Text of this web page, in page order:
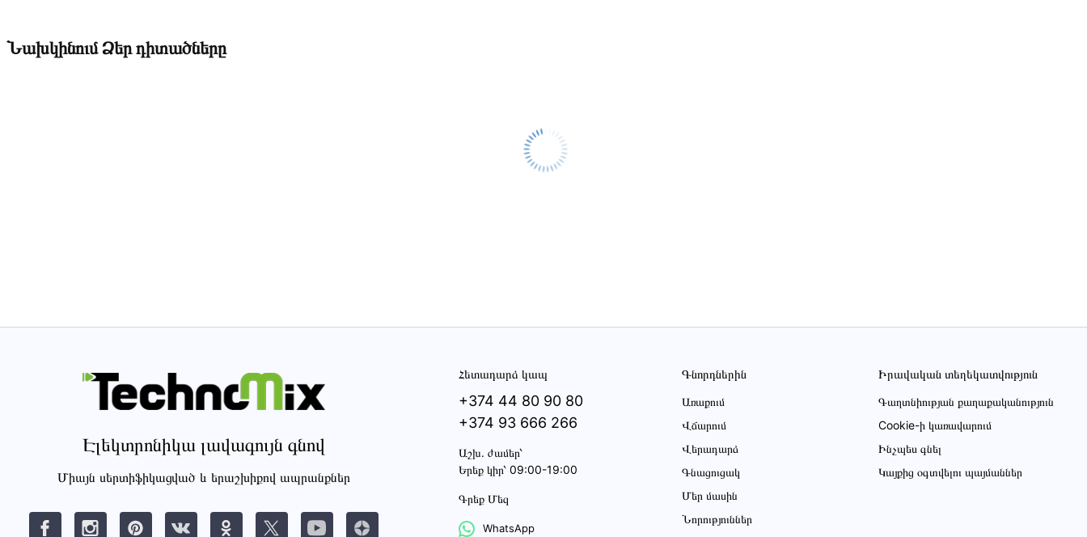
Նախկինում Ձեր դիտածները
Էլեկտրոնիկա լավագույն գնով
Միայն սերտիֆիկացված և երաշխիքով ապրանքներ
Հետադարձ կապ
+374 44 80 90 80
+374 93 666 266
Աշխ․ ժամեր՝
Երեք կիր՝ 09:00-19:00
Գրեք Մեզ
WhatsApp
Գնորդներին
Առաքում
Վճարում
Վերադարձ
Գնացուցակ
Մեր մասին
Նորություններ
Իրավական տեղեկատվություն
Գաղտնիության քաղաքականություն
Cookie-ի կառավարում
Ինչպես գնել
Կայքից օգտվելու պայմաններ